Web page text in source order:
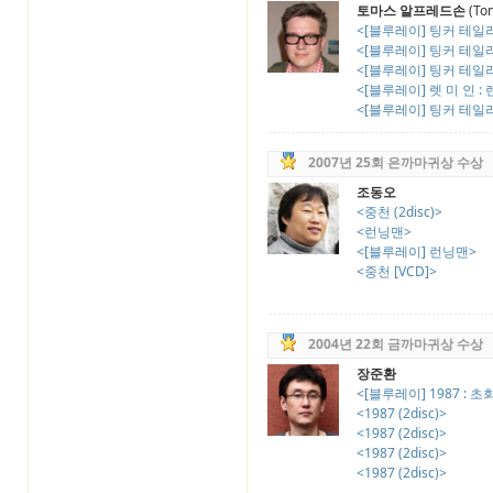
토마스 알프레드손
<[블루레이] 팅커 테일
<[블루레이] 팅커 테일
<[블루레이] 팅커 테일
<[블루레이] 렛 미 인 :
<[블루레이] 팅커 테일
2007년 25회 은까마귀상 수상
조동오
<중천 (2disc)>
<런닝맨>
<[블루레이] 런닝맨>
<중천 [VCD]>
2004년 22회 금까마귀상 수상
장준환
<[블루레이] 1987 : 초
<1987 (2disc)>
<1987 (2disc)>
<1987 (2disc)>
<1987 (2disc)>